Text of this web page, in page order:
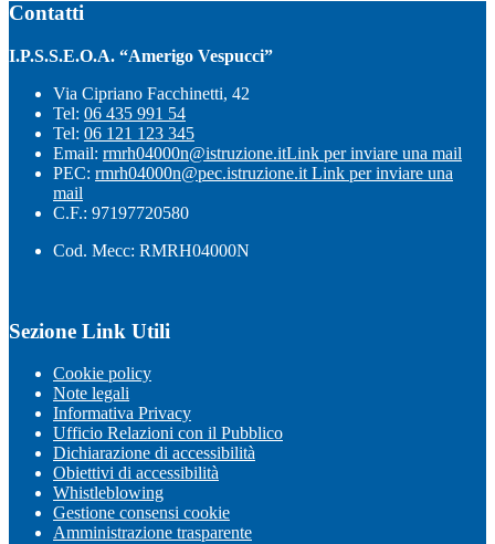
Contatti
I.P.S.S.E.O.A. “Amerigo Vespucci”
Via Cipriano Facchinetti, 42
Tel: 06 435 991 54
Tel: 06 121 123 345
Email: rmrh04000n@istruzione.itLink per inviare una mail
PEC: rmrh04000n@pec.istruzione.it Link per inviare una
mail
C.F.: 97197720580
Cod. Mecc: RMRH04000N
Sezione Link Utili
Cookie policy
Note legali
Informativa Privacy
Ufficio Relazioni con il Pubblico
Dichiarazione di accessibilità
Obiettivi di accessibilità
Whistleblowing
Gestione consensi cookie
Amministrazione trasparente